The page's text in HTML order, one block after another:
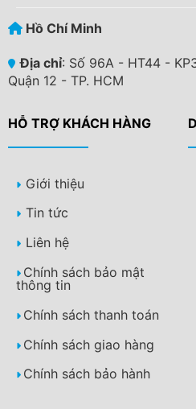
Hồ Chí Minh
Địa chỉ: Số 96A - HT44 -
Quận 12 - TP. HCM
HỖ TRỢ KHÁCH HÀNG
Giới thiệu
Tin tức
Liên hệ
Chính sách bảo mật
thông tin
Chính sách thanh toán
Chính sách giao hàng
Chính sách bảo hành